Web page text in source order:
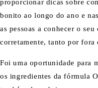
proporcionar dicas sobre
bonito ao longo do ano e
as pessoas a conhecer o
corretamente, tanto por fora
Foi uma oportunidade para
os ingredientes da fórmula